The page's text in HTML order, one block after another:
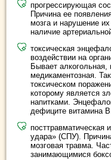
прогрессирующая
Причина ее
мозга и нарушение
наличие
токсическая
воздействии на
Бывает алкогольная,
медикаментозная.
токсическом
которому является
напитками.
дефиците витамина
посттравматическая
удара» (СПУ).
мозговая травма.
занимающимися